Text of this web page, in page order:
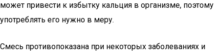
может привести к избытку кальция в организме, поэтому
употреблять его нужно в меру.
Смесь противопоказана при некоторых заболеваниях и